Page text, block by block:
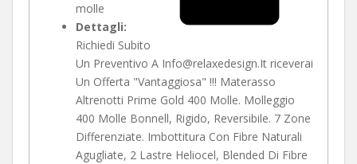
molle
Dettagli:
Richiedi Subito
Un Preventivo A Info@relaxedesign.It riceverai
Un Offerta "Vantaggiosa" !!! Materasso
Altrenotti Prime Gold 400 Molle. Molleggio
400 Molle Bonnell, Rigido, Reversibile. 7 Zone
Differenziate. Imbottitura Con Fibre Naturali
Agugliate, 2 Lastre Heliocel, Blended Di Fibre